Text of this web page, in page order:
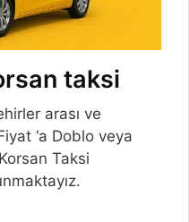
taksi
arası ve
‘a Doblo veya
Taksi